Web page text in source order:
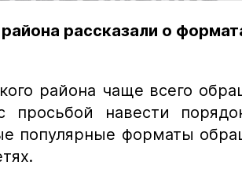
рассказали о
района чаще всего
просьбой навести
популярные форматы